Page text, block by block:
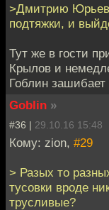
>Дмитрию
подтяжки, и
Тут же в гости
Крылов и
Гоблин
Goblin »
#36 | 29.10.16 15:48
Кому: zion, #29
> Разых то
тусовки вроде
трусливые?